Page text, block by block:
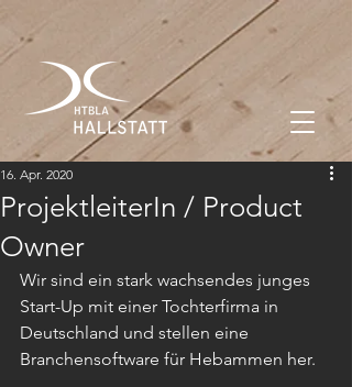
ProjektleiterIn / Product
Owner
16. Apr. 2020
Wir sind ein stark wachsendes junges
Start-Up mit einer Tochterfirma in
Deutschland und stellen eine
Branchensoftware für Hebammen her.